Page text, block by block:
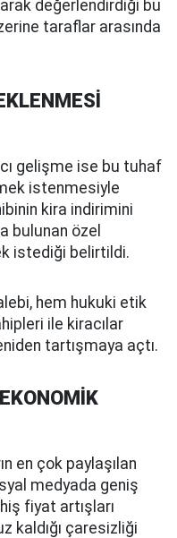
değerlendirdiği bu
taraflar arasında
gelişme ise bu tuhaf
istenmesiyle
kira indirimini
bulunan özel
istediği belirtildi.
hem hukuki etik
ile kiracılar
tartışmaya açtı.
en çok paylaşılan
medyada geniş
fiyat artışları
kaldığı çaresizliği